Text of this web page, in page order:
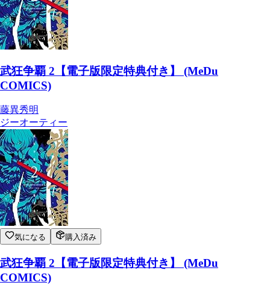
武狂争覇 2【電子版限定特典付き】 (MeDu
COMICS)
藤異秀明
ジーオーティー
気になる 購入済み
武狂争覇 2【電子版限定特典付き】 (MeDu
COMICS)